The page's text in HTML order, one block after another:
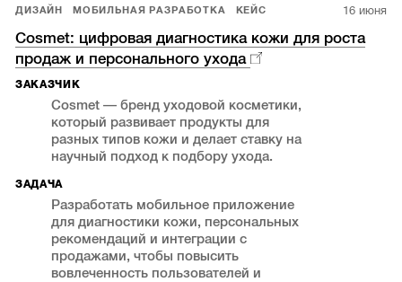
ДИЗАЙН МОБИЛЬНАЯ РАЗРАБОТКА КЕЙС 16 июня
Cosmet: цифровая диагностика кожи для роста
продаж и персонального ухода
ЗАКАЗЧИК
Cosmet — бренд уходовой косметики,
который развивает продукты для
разных типов кожи и делает ставку на
научный подход к подбору ухода.
ЗАДАЧА
Разработать мобильное приложение
для диагностики кожи, персональных
рекомендаций и интеграции с
продажами, чтобы повысить
вовлеченность пользователей и